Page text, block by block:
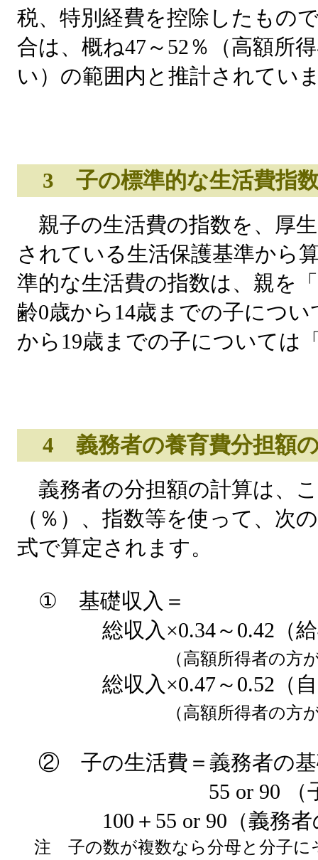
税、特別経費を控除したもの
合は、概ね47～52％（高額所
い）の範囲内と推計されてい
3 子の標準的な生活費指
親子の生活費の指数を、厚
されている生活保護基準から
準的な生活費の指数は、親を
齢0歳から14歳までの子につい
から19歳までの子については
4 義務者の養育費分担額
義務者の分担額の計算は、
（％）、指数等を使って、次
式で算定されます。
① 基礎収入＝
総収入×0.34～0.42（給
（高額所得者の方
総収入×0.47～0.52（自
（高額所得者の方
② 子の生活費＝義務者の基
55 or 90 （子の
100＋55 or 90（義務
注 子の数が複数なら分母と分子に